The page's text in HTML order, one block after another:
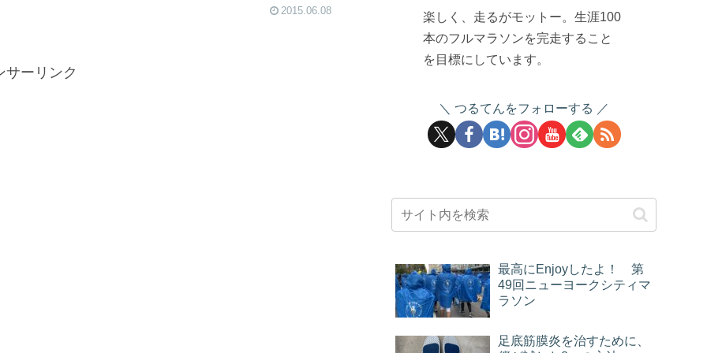
2015.06.08
サーリンク
楽しく、走るがモットー。生涯100
本のフルマラソンを完走すること
を目標にしています。
つるてんをフォローする
最高にEnjoyしたよ！ 第
49回ニューヨークシティマ
ラソン
足底筋膜炎を治すために、